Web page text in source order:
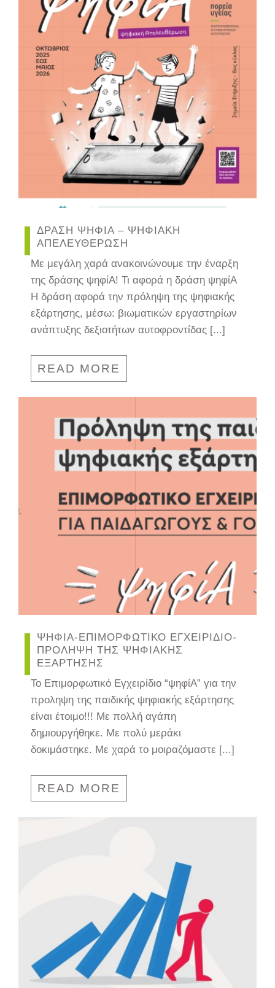
ΔΡΑΣΗ ΨΗΦΙΑ – ΨΗΦΙΑΚΗ
ΑΠΕΛΕΥΘΕΡΩΣΗ
Με μεγάλη χαρά ανακοινώνουμε την έναρξη
της δράσης ψηφίΑ! Τι αφορά η δράση ψηφίΑ
Η δράση αφορά την πρόληψη της ψηφιακής
εξάρτησης, μέσω: βιωματικών εργαστηρίων
ανάπτυξης δεξιοτήτων αυτοφροντίδας [...]
READ MORE
ΨΗΦΙΑ-ΕΠΙΜΟΡΦΩΤΙΚΟ ΕΓΧΕΙΡΙΔΙΟ-
ΠΡΟΛΗΨΗ ΤΗΣ ΨΗΦΙΑΚΗΣ
ΕΞΑΡΤΗΣΗΣ
Το Επιμορφωτικό Εγχειρίδιο “ψηφίΑ” για την
προληψη της παιδικής ψηφιακής εξάρτησης
είναι έτοιμο!!! Με πολλή αγάπη
δημιουργήθηκε. Με πολύ μεράκι
δοκιμάστηκε. Με χαρά το μοιραζόμαστε [...]
READ MORE